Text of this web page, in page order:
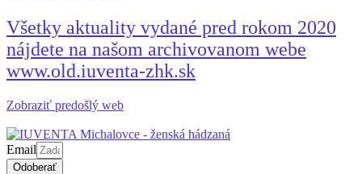
Všetky aktuality vydané pred rokom 2020
nájdete na našom archivovanom webe
www.old.iuventa-zhk.sk
Zobraziť predošlý web
Email
Odoberať